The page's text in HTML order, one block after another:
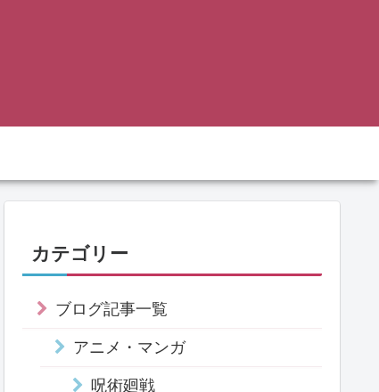
カテゴリー
ブログ記事一覧
アニメ・マンガ
呪術廻戦